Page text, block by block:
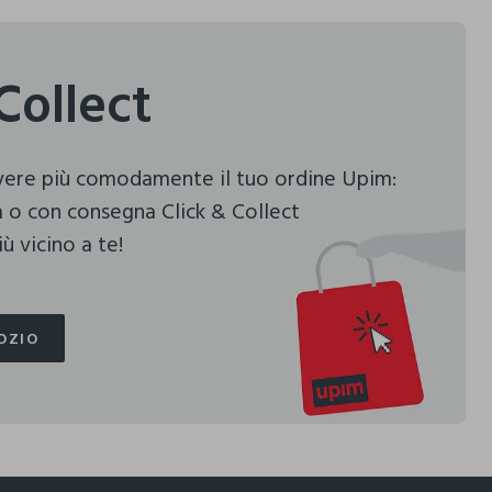
più comodamente il tuo ordine Upim:
con consegna Click & Collect
vicino a te!